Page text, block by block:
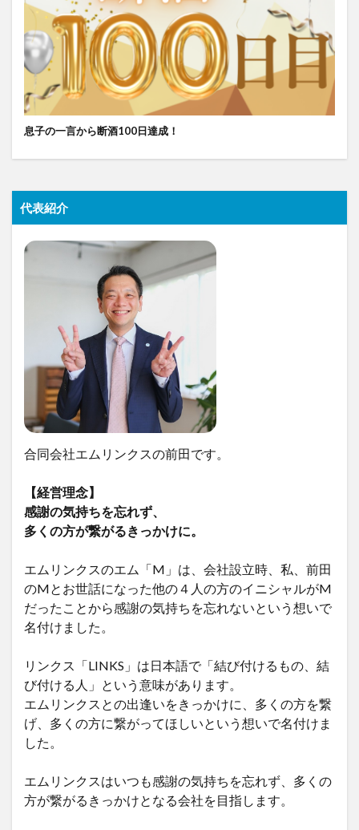
息子の一言から断酒100日達成！
代表紹介
合同会社エムリンクスの前田です。
【経営理念】
感謝の気持ちを忘れず、
多くの方が繋がるきっかけに。
エムリンクスのエム「M」は、会社設立時、私、前田
のMとお世話になった他の４人の方のイニシャルがM
だったことから感謝の気持ちを忘れないという想いで
名付けました。
リンクス「LINKS」は日本語で「結び付けるもの、結
び付ける人」という意味があります。
エムリンクスとの出逢いをきっかけに、多くの方を繋
げ、多くの方に繋がってほしいという想いで名付けま
した。
エムリンクスはいつも感謝の気持ちを忘れず、多くの
方が繋がるきっかけとなる会社を目指します。